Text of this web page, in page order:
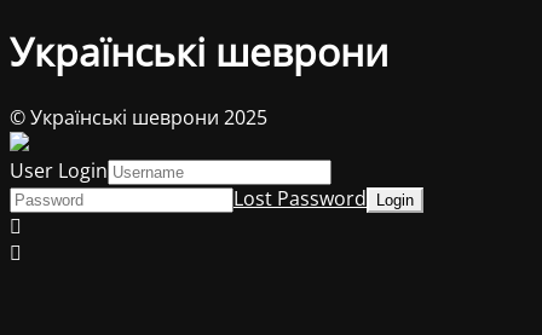
Українські шеврони
© Українські шеврони 2025
User Login
Lost Password